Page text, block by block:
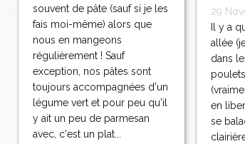
souvent de pâte (sauf si je les
fais moi-même) alors que
nous en mangeons
régulièrement ! Sauf
exception, nos pâtes sont
toujours accompagnées d'un
légume vert et pour peu qu'il
y ait un peu de parmesan
avec, c'est un plat...
29
Il y a
allée
dans
en
se